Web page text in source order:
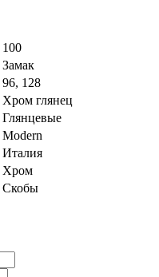
100
Замак
96, 128
Хром глянец
Глянцевые
Modern
Италия
Хром
Скобы